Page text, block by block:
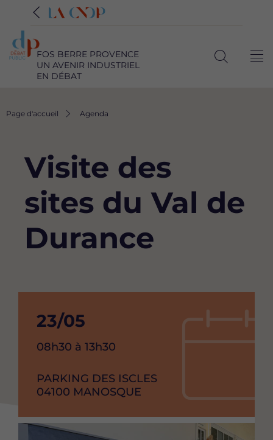
FOS BERRE PROVENCE
UN AVENIR INDUSTRIEL
EN DÉBAT
Fil
Page d'accueil Agenda
Visite des
sites du Val de
Durance
Date
de
de
l'événement
23/05
Heure
l'événement
08h30 à 13h30
RAISON
SOCIAL
PARKING DES ISCLES
CODE
04100 VILLE
MANOSQUE
Image